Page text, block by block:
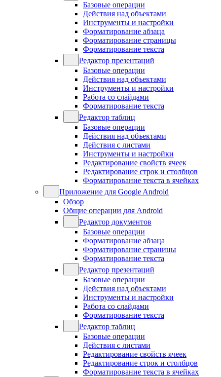
Базовые операции
Действия над объектами
Инструменты и настройки
Форматирование абзаца
Форматирование страницы
Форматирование текста
Редактор презентаций
Базовые операции
Действия над объектами
Инструменты и настройки
Работа со слайдами
Форматирование текста
Редактор таблиц
Базовые операции
Действия над объектами
Действия с листами
Инструменты и настройки
Редактирование свойств ячеек
Редактирование строк и столбцов
Форматирование текста в ячейках
Приложение для Google Android
Обзор
Общие операции для Android
Редактор документов
Базовые операции
Форматирование абзаца
Форматирование страницы
Форматирование текста
Редактор презентаций
Базовые операции
Действия над объектами
Инструменты и настройки
Работа со слайдами
Форматирование текста
Редактор таблиц
Базовые операции
Действия с листами
Редактирование свойств ячеек
Редактирование строк и столбцов
Форматирование текста в ячейках